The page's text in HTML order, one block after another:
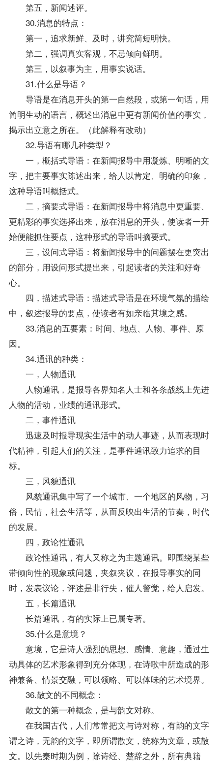
第五，新闻述评。
30.消息的特点：
第一，追求新鲜、及时，讲究简短明快。
第二，强调真实客观，不忌倾向鲜明。
第三，以叙事为主，用事实说话。
31.什么是导语？
导语是在消息开头的第一自然段，或第一句话，用
简明生动的语言，概述出消息中更有新闻价值的事实，
揭示出立意之所在。（此解释有改动）
32.导语有哪几种类型？
一，概括式导语：在新闻报导中用凝炼、明晰的文
字，把主要事实陈述出来，给人以肯定、明确的印象，
这种导语叫概括式。
二，摘要式导语：在新闻报导中将消息中更重要、
更精彩的事实选择出来，放在消息的开头，使读者一开
始便能抓住要点，这种形式的导语叫摘要式。
三，设问式导语：将新闻报导中的问题摆在更突出
的部分，用设问形式提出来，引起读者的关注和好奇
心。
四，描述式导语：描述式导语是在环境气氛的描绘
中，叙述报导的要点，使读者有如亲临其境之感。
33.消息的五要素：时间、地点、人物、事件、原
因。
34.通讯的种类：
一，人物通讯
人物通讯，是报导各界知名人士和各条战线上先进
人物的活动，业绩的通讯形式。
二，事件通讯
迅速及时报导现实生活中的动人事迹，从而表现时
代精神，引起人们的关注，是事件通讯致力追求的目
标。
三，风貌通讯
风貌通讯集中写了一个城市、一个地区的风物，习
俗，民情，社会生活等，从而反映出生活的节奏，时代
的发展。
四，政论性通讯
政论性通讯，有人又称之为主题通讯。即围绕某些
带倾向性的现象或问题，夹叙夹议，在报导事实的同
时，发表议论，评述是非行失，催人警觉，给人启发。
五，长篇通讯
长篇通讯，有的实际上已属专著。
35.什么是意境？
意境，它是诗人强烈的思想、感情、意趣，通过生
动具体的艺术形象得到充分体现，在诗歌中所造成的形
神兼备、情景交融，可以领略、可以体味的艺术境界。
36.散文的不同概念：
散文的第一种概念，是与韵文对称。
在我国古代，人们常常把文与诗对称，有韵的文字
谓之诗，无韵的文字，即所谓散文，统称为文章，或散
文。以先秦时期为例，除诗经、楚辞之外，所有典籍